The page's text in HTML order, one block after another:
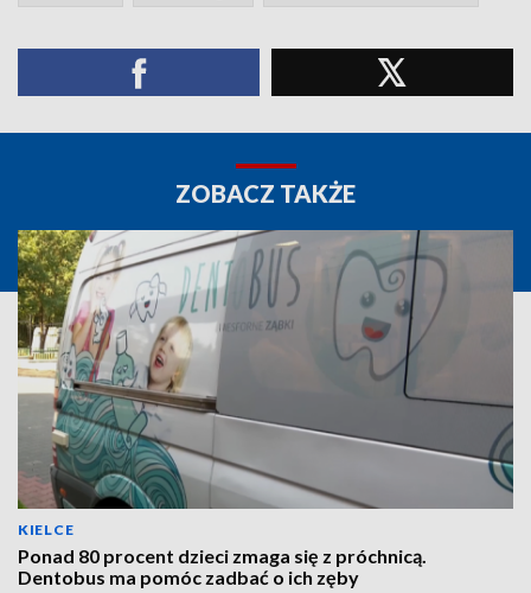
ZOBACZ TAKŻE
KIELCE
Ponad 80 procent dzieci zmaga się z próchnicą.
Dentobus ma pomóc zadbać o ich zęby